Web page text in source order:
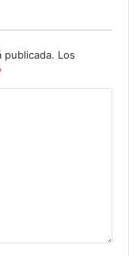
Los